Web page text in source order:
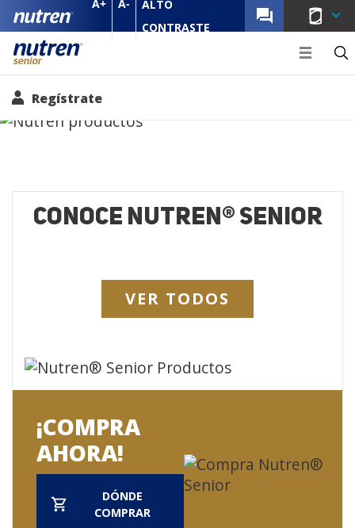
A+ A-
ALTO
CONTRASTE
MENU
Senior
Regístrate
Pasar al contenido principal
Productos NUTREN
CONOCE NUTREN® SENIOR
VER TODOS
¡COMPRA
AHORA!
DÓNDE
COMPRAR